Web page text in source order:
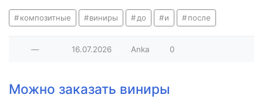
композитные виниры до и после
— 16.07.2026 Anka 0
Можно заказать виниры